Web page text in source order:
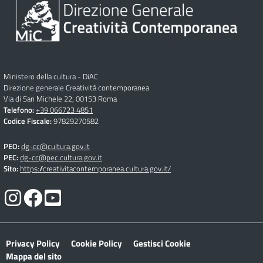
Ministero della cultura - DiAC
Direzione generale Creatività contemporanea
Via di San Michele 22, 00153 Roma
Telefono:+39 066723 4851
Codice Fiscale:97829270582
PEO:dg-cc@cultura.gov.it
PEC:dg-cc@pec.cultura.gov.it
Sito: https://creativitacontemporanea.cultura.gov.it/
Privacy Policy Cookie Policy
Gestisci Cookie
Mappa del sito